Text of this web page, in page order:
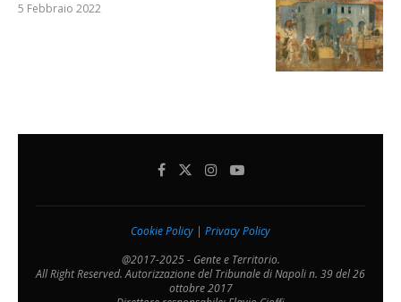
5 Febbraio 2022
Cookie Policy | Privacy Policy
@2017-2025 - Gente e Territorio.
All Right Reserved. Autorizzazione del Tribunale di Napoli n. 39 del 26
ottobre 2017